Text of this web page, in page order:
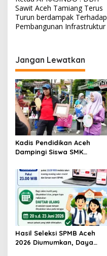
a
v
i
a
s
i
p
o
s
Sawit Aceh Tamiang Terus
Turun berdampak Terhadap
Pembangunan Infrastruktur ‎
Jangan Lewatkan
Kadis Pendidikan Aceh
Dampingi Siswa SMK
di Car Free Day Banda
Aceh
Hasil Seleksi SPMB Aceh
2026 Diumumkan, Daya